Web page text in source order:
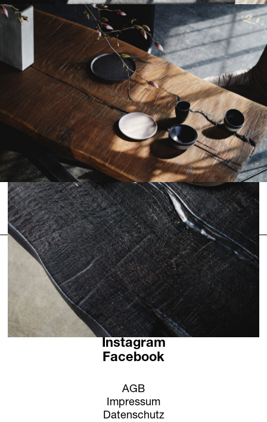
Vorheriges
Living Divani
Nächstes
Extremis
Öffnungszeiten
Kontakt + Anfrage
News
Jobs
Newsletter
Instagram
Facebook
AGB
Impressum
Datenschutz